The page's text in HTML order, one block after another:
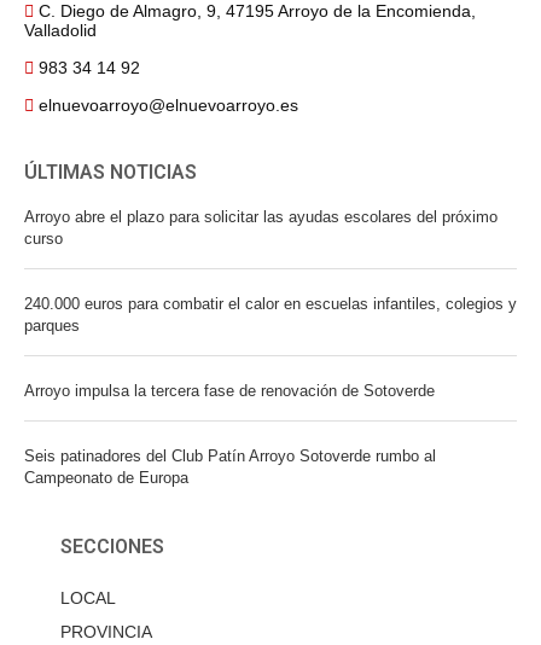
C. Diego de Almagro, 9, 47195 Arroyo de la Encomienda,
Valladolid
983 34 14 92
elnuevoarroyo@elnuevoarroyo.es
ÚLTIMAS NOTICIAS
Arroyo abre el plazo para solicitar las ayudas escolares del próximo
curso
240.000 euros para combatir el calor en escuelas infantiles, colegios y
parques
Arroyo impulsa la tercera fase de renovación de Sotoverde
Seis patinadores del Club Patín Arroyo Sotoverde rumbo al
Campeonato de Europa
SECCIONES
LOCAL
PROVINCIA